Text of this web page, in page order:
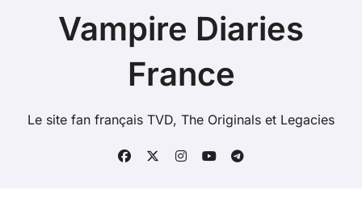
Vampire Diaries
France
Le site fan français TVD, The Originals et Legacies